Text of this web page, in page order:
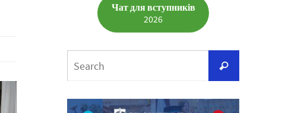
Чат для вступників
2026